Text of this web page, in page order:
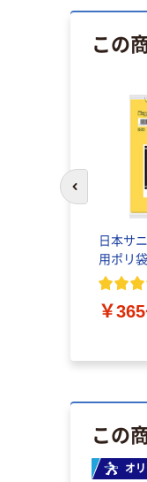
この
日本サ
用ポリ
￥
前のスライド
この
オ